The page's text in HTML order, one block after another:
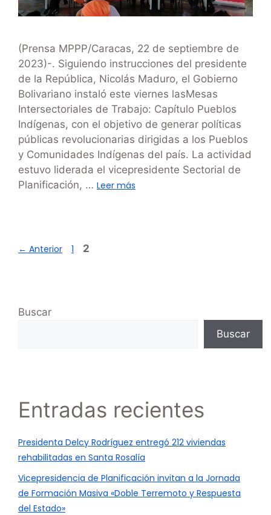
(Prensa MPPP/Caracas, 22 de septiembre de
2023)-. Siguiendo instrucciones del presidente
de la República, Nicolás Maduro, el Gobierno
Bolivariano instaló este viernes lasMesas
Intersectoriales de Trabajo: Capítulo Pueblos
Indígenas, con el objetivo de generar políticas
públicas revolucionarias dirigidas a los Pueblos
y Comunidades Indígenas del país. La actividad
estuvo liderada el vicepresidente Sectorial de
Planificación, … Leer más
← Anterior 1 2
Buscar
Buscar
Entradas recientes
Presidenta Delcy Rodríguez entregó 212 viviendas
rehabilitadas en Santa Rosalía
Vicepresidencia de Planificación invitan a la Jornada
de Formación Masiva «Doble Terremoto y Respuesta
del Estado»